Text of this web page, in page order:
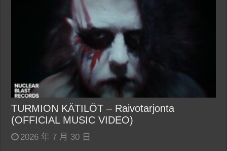
TURMION KÄTILÖT – Raivotarjonta
(OFFICIAL MUSIC VIDEO)
2026 年 7 月 30 日